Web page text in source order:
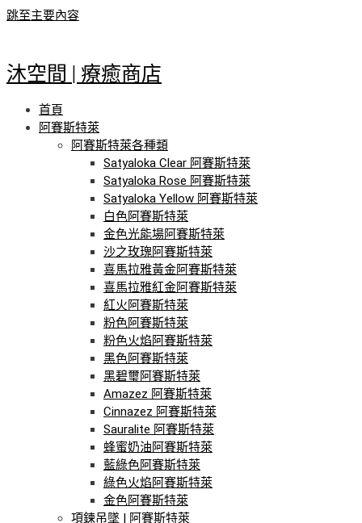
跳至主要內容
沐空間 | 療癒商店
首頁
阿賽斯特萊
阿賽斯特萊各種類
Satyaloka Clear 阿賽斯特萊
Satyaloka Rose 阿賽斯特萊
Satyaloka Yellow 阿賽斯特萊
白色阿賽斯特萊
金色光能場阿賽斯特萊
沙之玫瑰阿賽斯特萊
喜馬拉雅黃金阿賽斯特萊
喜馬拉雅紅金阿賽斯特萊
紅火阿賽斯特萊
粉色阿賽斯特萊
粉色火焰阿賽斯特萊
黑色阿賽斯特萊
黑碧璽阿賽斯特萊
Amazez 阿賽斯特萊
Cinnazez 阿賽斯特萊
Sauralite 阿賽斯特萊
蜂蜜奶油阿賽斯特萊
藍綠色阿賽斯特萊
綠色火焰阿賽斯特萊
金色阿賽斯特萊
項鍊吊墜 | 阿賽斯特萊